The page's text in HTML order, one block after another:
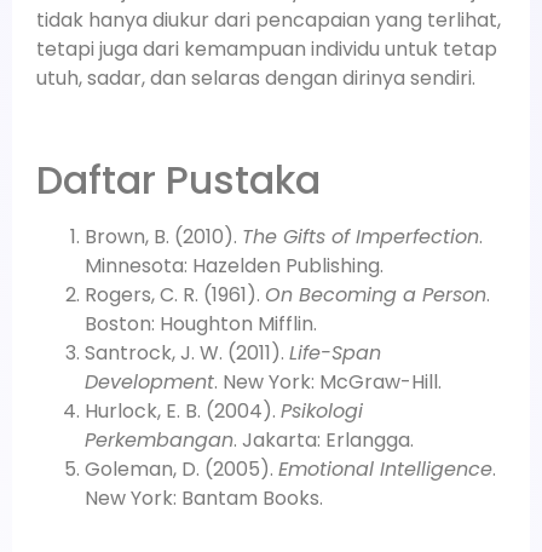
tidak hanya diukur dari pencapaian yang terlihat,
tetapi juga dari kemampuan individu untuk tetap
utuh, sadar, dan selaras dengan dirinya sendiri.
Daftar Pustaka
Brown, B. (2010). The Gifts of Imperfection.
Minnesota: Hazelden Publishing.
Rogers, C. R. (1961). On Becoming a Person.
Boston: Houghton Mifflin.
Santrock, J. W. (2011). Life-Span
Development. New York: McGraw-Hill.
Hurlock, E. B. (2004). Psikologi
Perkembangan. Jakarta: Erlangga.
Goleman, D. (2005). Emotional Intelligence.
New York: Bantam Books.